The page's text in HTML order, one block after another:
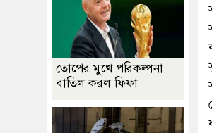
তোপের মুখে পরিকল্পনা
বাতিল করল ফিফা